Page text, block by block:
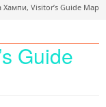
Хампи, Visitor’s Guide Map
Guide